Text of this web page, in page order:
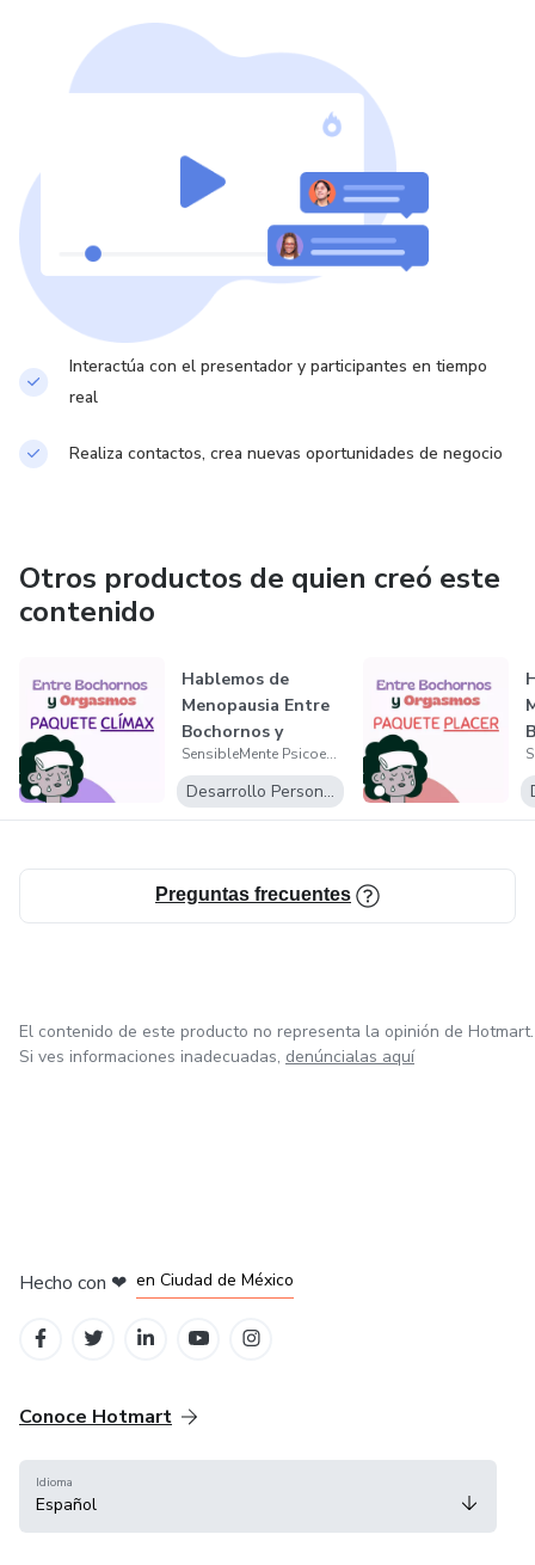
Interactúa con el presentador y participantes en tiempo
real
Realiza contactos, crea nuevas oportunidades de negocio
Otros productos de quien creó este
contenido
Hablemos de
Menopausia Entre
Bochornos y
Orgasmos (Paquete
C...
SensibleMente Psicoeducación
Desarrollo Personal
Preguntas frecuentes
El contenido de este producto no representa la opinión de Hotmart.
Si ves informaciones inadecuadas, denúncialas aquí
Hecho con ❤ en Ciudad de México
Conoce Hotmart
Idioma
Español